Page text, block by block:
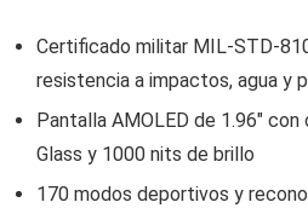
Certificado militar MIL-STD-
resistencia a impactos, agua y
Pantalla AMOLED de 1.96″
Glass y 1000 nits de brillo
170 modos deportivos y